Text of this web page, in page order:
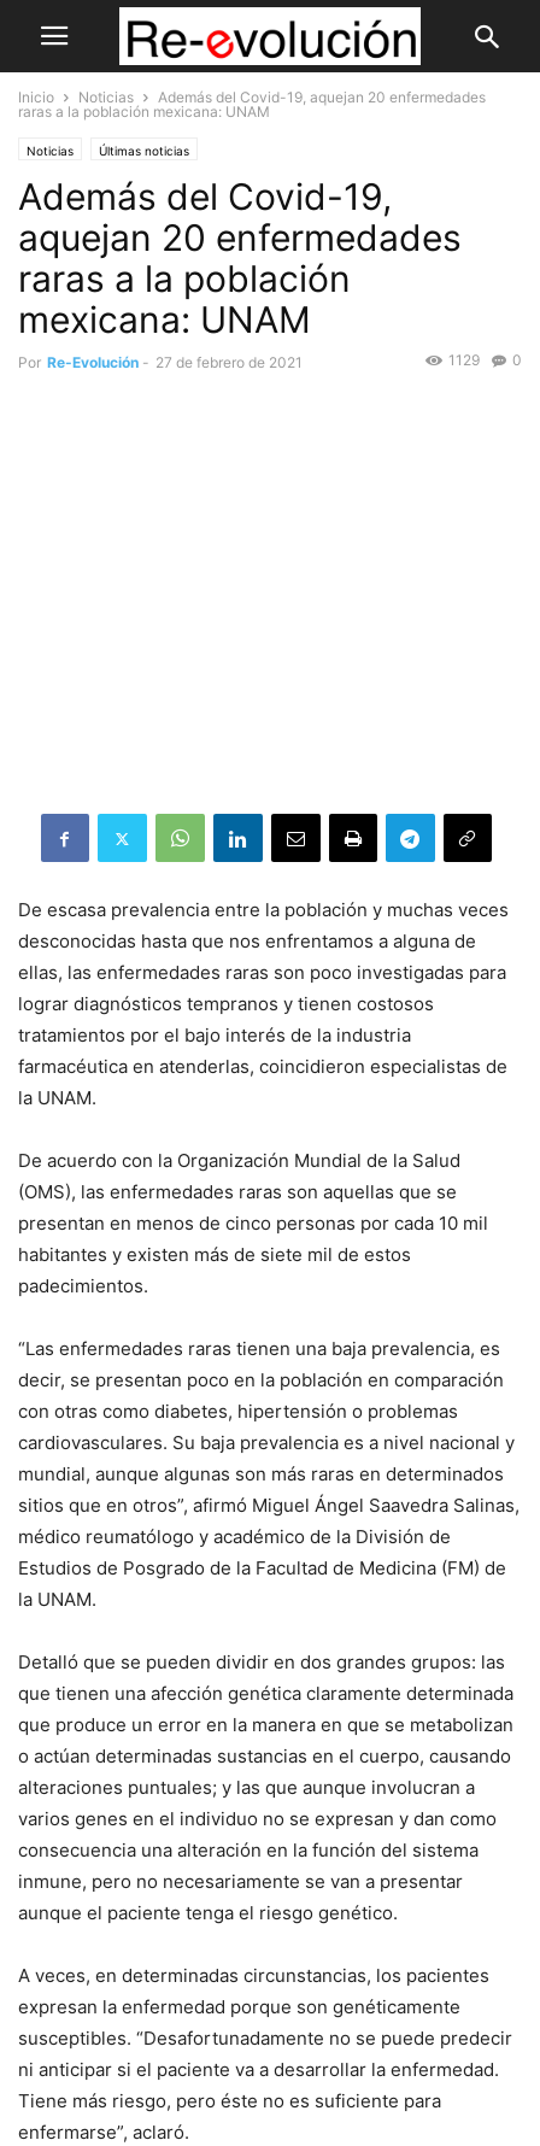
Inicio Noticias
Además del Covid-19, aquejan 20 enfermedades
raras a la población mexicana: UNAM
Noticias Últimas noticias
Además del Covid-19,
aquejan 20 enfermedades
raras a la población
mexicana: UNAM
Por Re-Evolución - 27 de febrero de 2021 0
1129
De escasa prevalencia entre la población y muchas veces
desconocidas hasta que nos enfrentamos a alguna de
ellas, las enfermedades raras son poco investigadas para
lograr diagnósticos tempranos y tienen costosos
tratamientos por el bajo interés de la industria
farmacéutica en atenderlas, coincidieron especialistas de
la UNAM.
De acuerdo con la Organización Mundial de la Salud
(OMS), las enfermedades raras son aquellas que se
presentan en menos de cinco personas por cada 10 mil
habitantes y existen más de siete mil de estos
padecimientos.
“Las enfermedades raras tienen una baja prevalencia, es
decir, se presentan poco en la población en comparación
con otras como diabetes, hipertensión o problemas
cardiovasculares. Su baja prevalencia es a nivel nacional y
mundial, aunque algunas son más raras en determinados
sitios que en otros”, afirmó Miguel Ángel Saavedra Salinas,
médico reumatólogo y académico de la División de
Estudios de Posgrado de la Facultad de Medicina (FM) de
la UNAM.
Detalló que se pueden dividir en dos grandes grupos: las
que tienen una afección genética claramente determinada
que produce un error en la manera en que se metabolizan
o actúan determinadas sustancias en el cuerpo, causando
alteraciones puntuales; y las que aunque involucran a
varios genes en el individuo no se expresan y dan como
consecuencia una alteración en la función del sistema
inmune, pero no necesariamente se van a presentar
aunque el paciente tenga el riesgo genético.
A veces, en determinadas circunstancias, los pacientes
expresan la enfermedad porque son genéticamente
susceptibles. “Desafortunadamente no se puede predecir
ni anticipar si el paciente va a desarrollar la enfermedad.
Tiene más riesgo, pero éste no es suficiente para
enfermarse”, aclaró.